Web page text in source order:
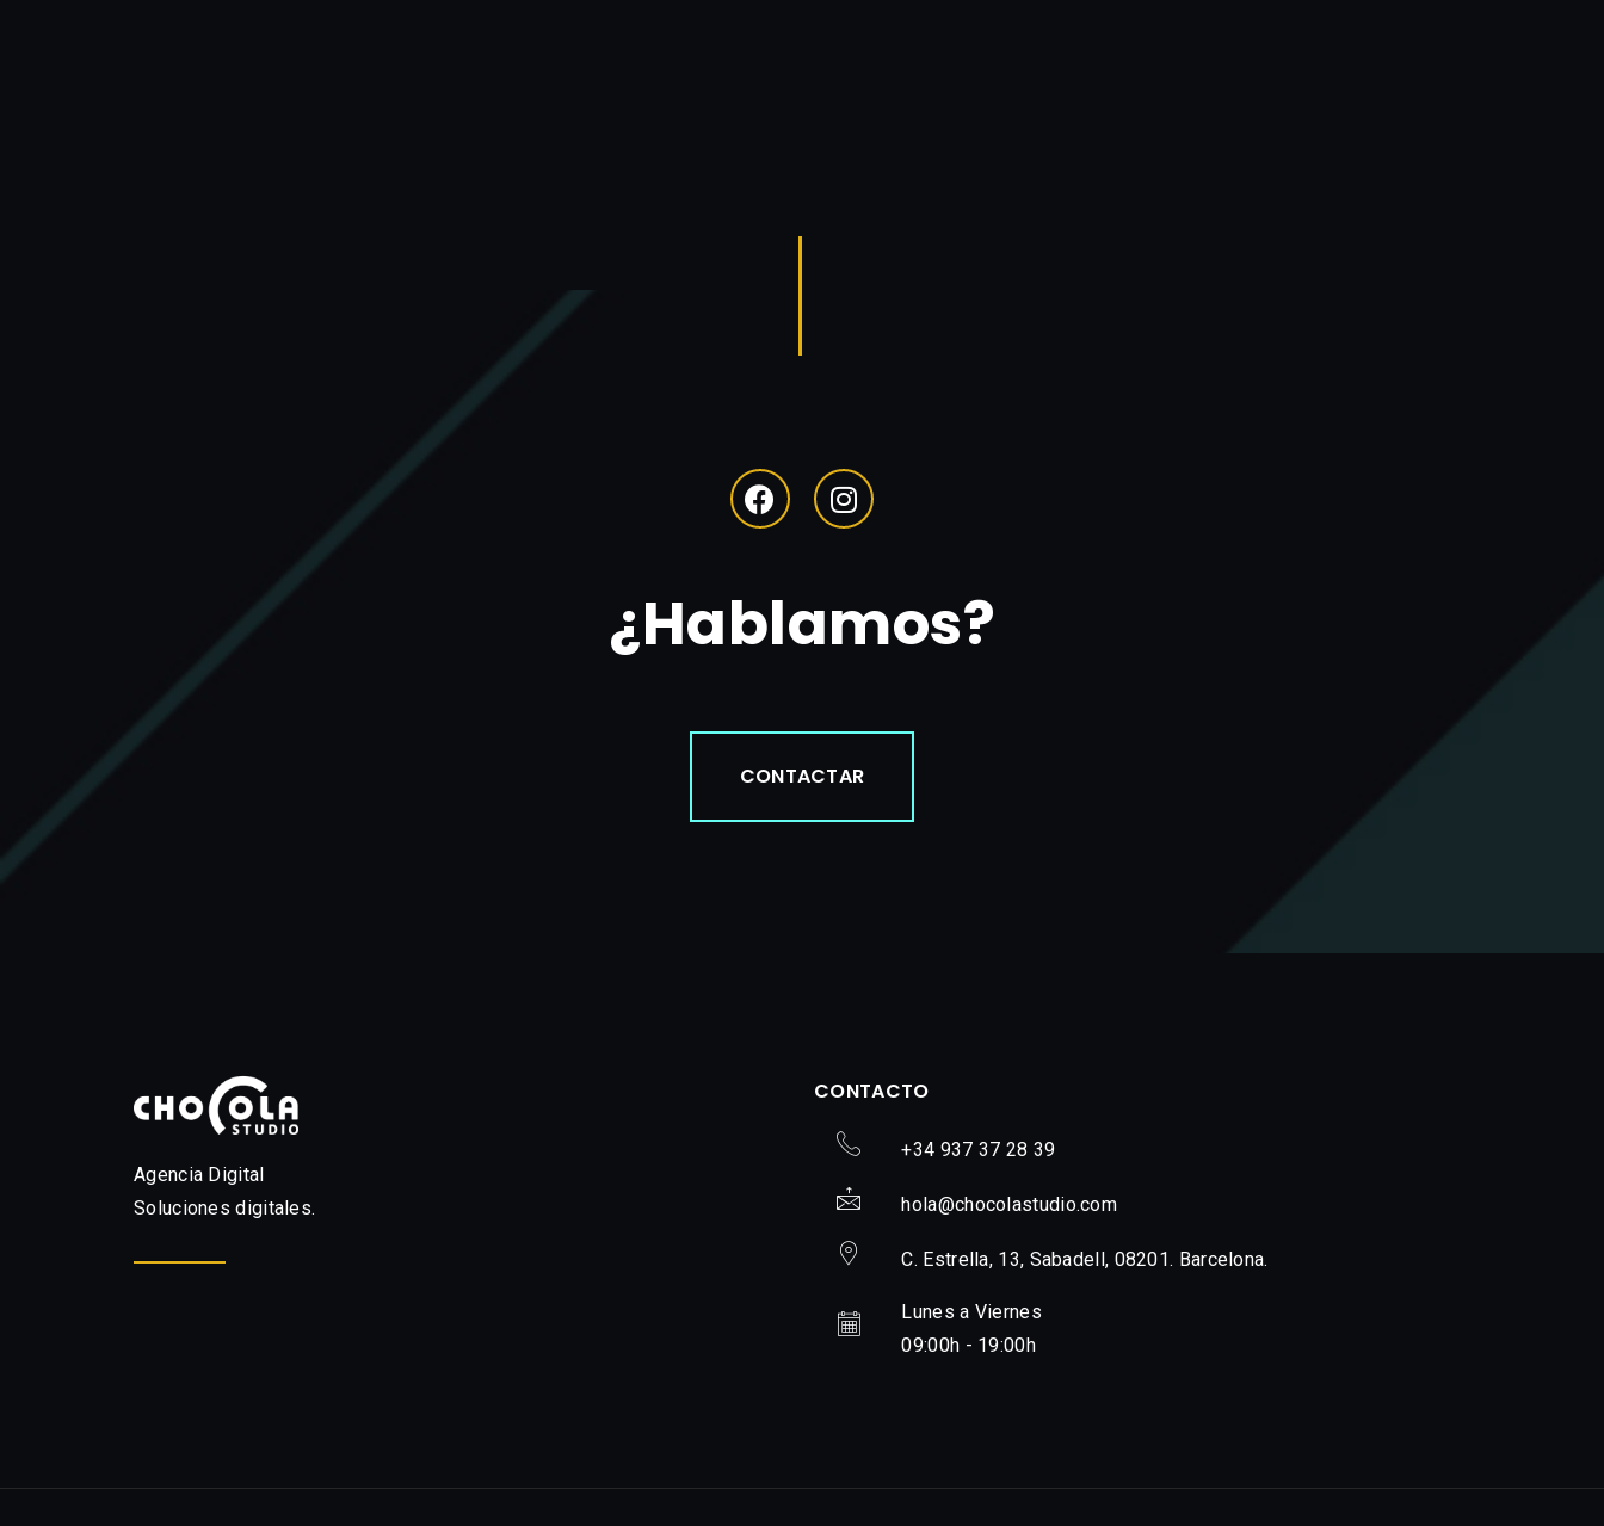
¿Hablamos?
CONTACTAR
Agencia Digital
Soluciones digitales.
CONTACTO
+34 937 37 28 39
hola@chocolastudio.com
C. Estrella, 13, Sabadell, 08201. Barcelona.
Lunes a Viernes
09:00h - 19:00h